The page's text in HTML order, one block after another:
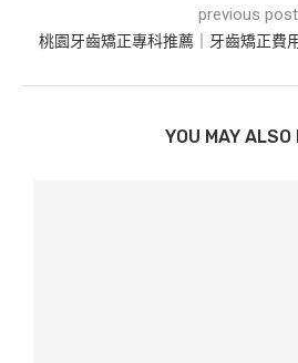
previous post
桃園牙齒矯正專科推薦｜牙齒矯正費
YOU MAY ALSO